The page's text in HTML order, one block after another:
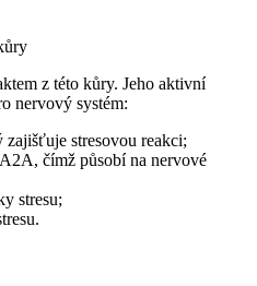
z této kůry. Jeho aktivní
nervový systém:
stresovou reakci;
čímž působí na nervové
stresu;